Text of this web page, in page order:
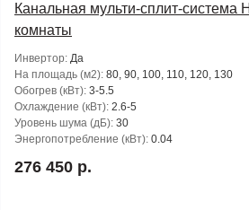
Канальная мульти-сплит-система
комнаты
Инвертор: Да
На площадь (м2): 80, 90, 100, 110, 120, 130
Обогрев (кВт): 3-5.5
Охлаждение (кВт): 2.6-5
Уровень шума (дБ): 30
Энергопотребление (кВт): 0.04
276 450 р.